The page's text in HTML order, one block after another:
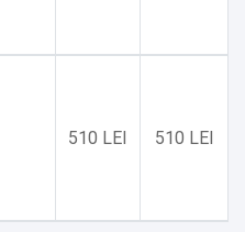
km
de Sus: 13,3 km
Fundata: 16,3 km
16,5 km
km
km
Râșnov: 22,3 km
510 LEI 510 LEI